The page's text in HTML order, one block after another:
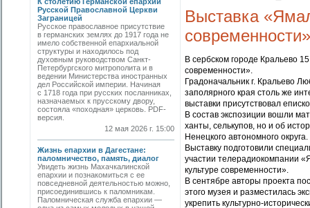
Русской Православной Церкви
Заграницей
Русское православное присутствие
в германских землях до 1917 года не
имело собственной епархиальной
структуры и находилось под
духовным руководством Санкт-
Петербургского митрополита и в
ведении Министерства иностранных
дел Российской империи. Начиная
с 1718 года при русских посланниках,
назначаемых к прусскому двору,
состояла «походная» церковь. PDF-
версия.
12 мая 2026 г. 15:00
Жизнь епархии в Дагестане:
паломничество, память, диалог
Увидеть жизнь Махачкалинской
епархии и познакомиться с ее
повседневной деятельностью можно,
присоединившись к паломникам.
Паломническая служба епархии —
Выставка
современности»
В сербском городе Кральево
современности».
Градоначальник г. Кральево
заполярного края столь же
выставки присутствовал
В состав экспозиции вошли
ханты, селькупов, но и об
Ненецкого автономного округа.
Выставку подготовили
участии телерадиокомпании
культуре современности».
В сентябре авторы проекта
этого музея и разместилась
укрепить культурно-